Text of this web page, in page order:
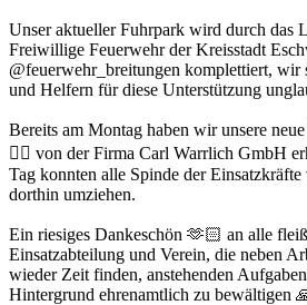
Unser aktueller Fuhrpark wird durch das
Freiwillige Feuerwehr der Kreisstadt
@feuerwehr_breitungen komplettiert, wir
und Helfern für diese Unterstützung
Bereits am Montag haben wir unsere
👍🏻 von der Firma Carl Warrlich GmbH
Tag konnten alle Spinde der
dorthin umziehen.
Ein riesiges Dankeschön 🫶🏻 an alle
Einsatzabteilung und Verein, die neben
wieder Zeit finden, anstehenden
Hintergrund ehrenamtlich zu bewältigen